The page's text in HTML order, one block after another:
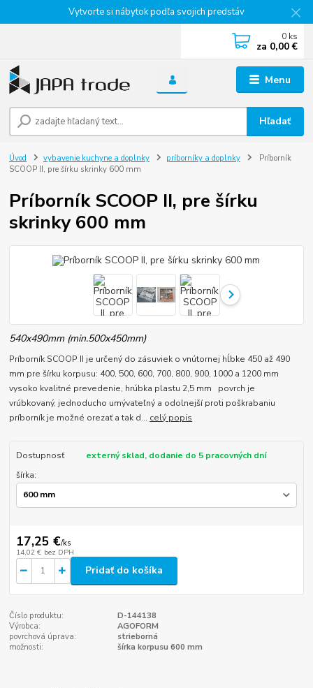
Vytvorte si nábytok podľa svojich predstáv
Menu
Hľadať
0 ks
za 0,00 €
Úvod vybavenie kuchyne a doplnky príborníky a doplnky
Príborník
SCOOP II, pre šírku skrinky 600 mm
Príborník SCOOP II, pre šírku
skrinky 600 mm
540x490mm (min.500x450mm)
Príborník SCOOP II je určený do zásuviek o vnútornej hĺbke 450 až 490
mm pre šírku korpusu: 400, 500, 600, 700, 800, 900, 1000 a 1200 mm
vysoko kvalitné prevedenie, hrúbka plastu 2,5 mm povrch je
vrúbkovaný, jednoducho umývateľný a odolnejší proti poškrabaniu
príborník je možné orezať a tak d... celý popis
Dostupnosť
externý sklad, dodanie do 5 pracovných dní
šírka:
17,25 €/ks
14,02 € bez DPH
Pridať do košíka
Číslo produktu:
D-144138
Výrobca:
AGOFORM
povrchová úprava:
strieborná
možnosti:
šírka korpusu 600 mm